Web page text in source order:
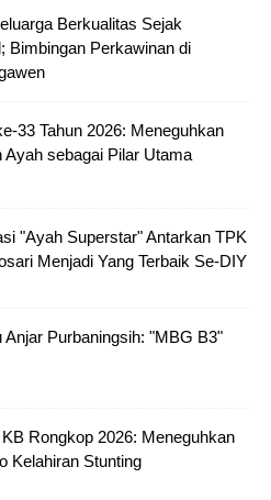
Berkualitas Sejak
Bimbingan Perkawinan di
33 Tahun 2026: Meneguhkan
Ayah sebagai Pilar Utama
"Ayah Superstar" Antarkan TPK
Menjadi Yang Terbaik Se-DIY
Anjar Purbaningsih: "MBG B3"
Rongkop 2026: Meneguhkan
Kelahiran Stunting